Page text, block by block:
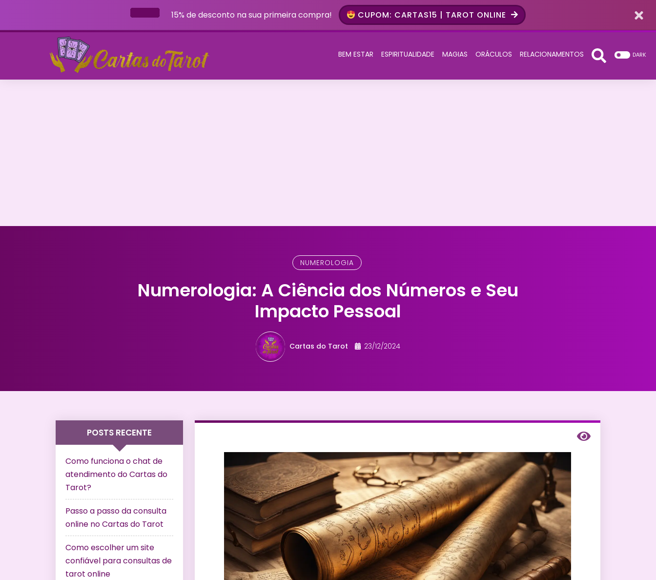
15% de desconto na sua primeira compra! CUPOM: CARTAS15 | TAROT ONLINE
BEM ESTAR ESPIRITUALIDADE MAGIAS ORÁCULOS RELACIONAMENTOS DARK
NUMEROLOGIA
Numerologia: A Ciência dos Números e Seu
Impacto Pessoal
Cartas do Tarot 23/12/2024
POSTS RECENTE
Como funciona o chat de
atendimento do Cartas do
Tarot?
Passo a passo da consulta
online no Cartas do Tarot
Como escolher um site
confiável para consultas de
tarot online